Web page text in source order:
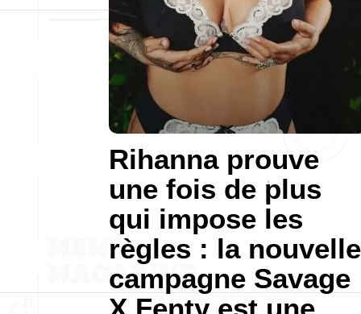
Rihanna prouve
une fois de plus
qui impose les
règles : la nouvelle
campagne Savage
X Fenty est une